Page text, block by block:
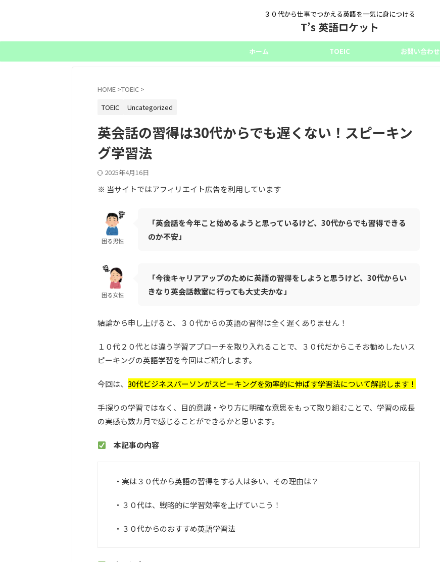
３０代から仕事でつかえる英語を一気に身につける
T’s 英語ロケット
ホーム TOEIC お問い合わせ
HOME >TOEIC >
TOEIC
Uncategorized
英会話の習得は30代からでも遅くない！スピーキン
グ学習法
2025年4月16日
※ 当サイトではアフィリエイト広告を利用しています
困る男性
「英会話を今年こと始めるようと思っているけど、30代からでも習得できる
のか不安」
困る女性
「今後キャリアアップのために英語の習得をしようと思うけど、30代からい
きなり英会話教室に行っても大丈夫かな」
結論から申し上げると、３０代からの英語の習得は全く遅くありません！
１０代２０代とは違う学習アプローチを取り入れることで、３０代だからこそお勧めしたいス
ピーキングの英語学習を今回はご紹介します。
今回は、 30代ビジネスパーソンがスピーキングを効率的に伸ばす学習法について解説します！
手探りの学習ではなく、目的意識・やり方に明確な意思をもって取り組むことで、学習の成長
の実感も数カ月で感じることができるかと思います。
本記事の内容
・実は３０代から英語の習得をする人は多い、その理由は？
・３０代は、戦略的に学習効率を上げていこう！
・３０代からのおすすめ英語学習法